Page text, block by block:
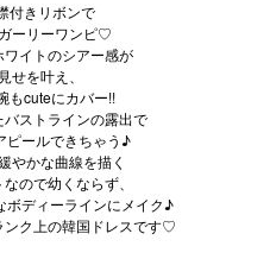
付きリボンで
ーリーワンピ♡
イトのシアー感が
せを叶え、
もcuteにカバー!!
ストラインの露出で
ピールできちゃう♪
やかな曲線を描く
ので幼くならず、
ボディーラインにメイク♪
ンク上の韓国ドレスです♡